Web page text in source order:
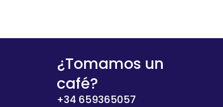
¿Tomamos un
café?
+34 659365057